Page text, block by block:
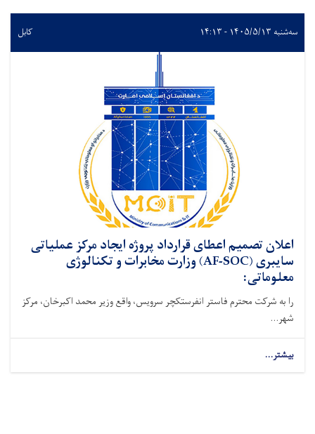
سه‌شنبه ۱۴۰۵/۵/۱۳ - ۱۴:۱۳ کابل
اعلان تصمیم اعطای قرارداد پروژه ایجاد مرکز عملیاتی
سایبری (AF-SOC) وزارت مخابرات و تکنالوژی
معلوماتی:
را به شرکت محترم فاستر انفرستکچر سرویس، واقع وزیر محمد اکبرخان، مرکز
شهر...
بیشتر...